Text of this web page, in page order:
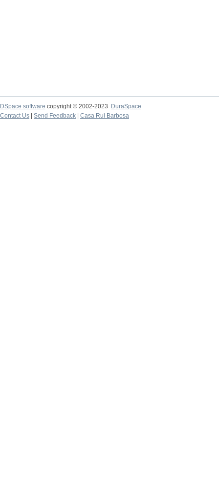
DSpace software copyright © 2002-2023
DuraSpace
Contact Us
Send Feedback Casa Rui Barbosa